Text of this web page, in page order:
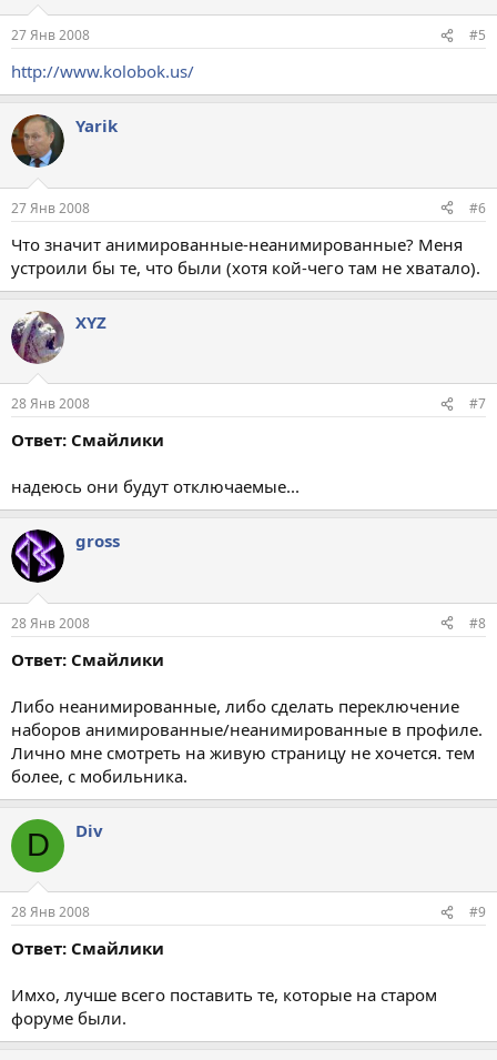
27 Янв 2008 #5
http://www.kolobok.us/
Yarik
27 Янв 2008 #6
Что значит анимированные-неанимированные? Меня
устроили бы те, что были (хотя кой-чего там не хватало).
XYZ
28 Янв 2008 #7
Ответ: Смайлики
надеюсь они будут отключаемые...
gross
28 Янв 2008 #8
Ответ: Смайлики
Либо неанимированные, либо сделать переключение
наборов анимированные/неанимированные в профиле.
Лично мне смотреть на живую страницу не хочется. тем
более, с мобильника.
D Div
28 Янв 2008 #9
Ответ: Смайлики
Имхо, лучше всего поставить те, которые на старом
форуме были.